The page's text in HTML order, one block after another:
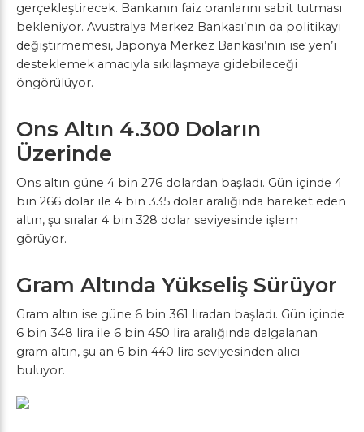
gerçekleştirecek. Bankanın faiz oranlarını sabit tutması
bekleniyor. Avustralya Merkez Bankası’nın da politikayı
değiştirmemesi, Japonya Merkez Bankası’nın ise yen’i
desteklemek amacıyla sıkılaşmaya gidebileceği
öngörülüyor.
Ons Altın 4.300 Doların
Üzerinde
Ons altın güne 4 bin 276 dolardan başladı. Gün içinde 4
bin 266 dolar ile 4 bin 335 dolar aralığında hareket eden
altın, şu sıralar 4 bin 328 dolar seviyesinde işlem
görüyor.
Gram Altında Yükseliş Sürüyor
Gram altın ise güne 6 bin 361 liradan başladı. Gün içinde
6 bin 348 lira ile 6 bin 450 lira aralığında dalgalanan
gram altın, şu an 6 bin 440 lira seviyesinden alıcı
buluyor.